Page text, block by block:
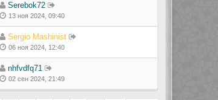
Serebok72
13 ноя 2024, 09:40
Sergio Mashinist
06 ноя 2024, 12:40
nhfvdfq71
02 сен 2024, 21:49